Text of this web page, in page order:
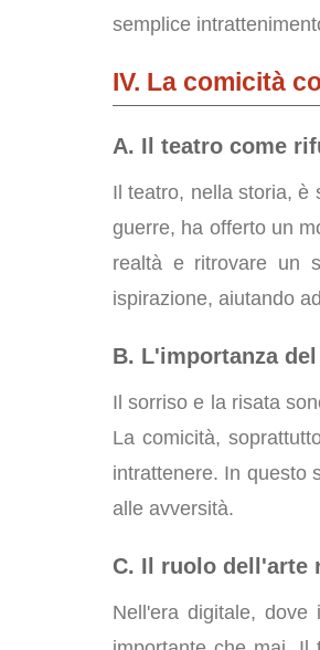
semplice
IV. La comicità
A. Il teatro come
Il teatro, nella storia, è
guerre, ha offerto un
realtà e ritrovare un
ispirazione, aiutando
B. L'importanza
Il sorriso e la risata
La comicità,
intrattenere. In questo
alle avversità.
C. Il ruolo dell'arte
Nell'era digitale,